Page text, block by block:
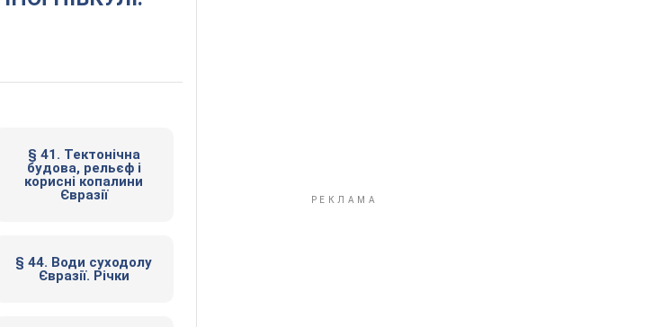
§ 41. Тектонічна
будова, рельєф і
корисні копалини
Євразії
§ 44. Води суходолу
Євразії. Річки